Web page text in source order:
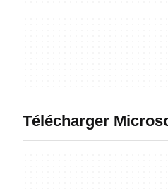
Télécharger